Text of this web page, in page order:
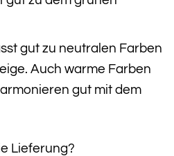
gut zu neutralen Farben
Auch warme Farben
gut mit dem
Lieferung?